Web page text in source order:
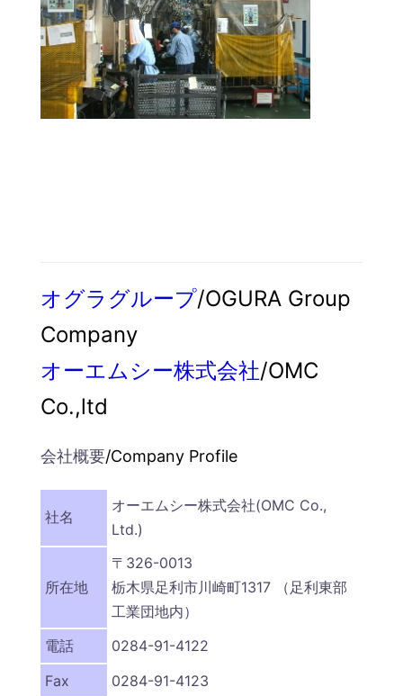
オグラグループ/OGURA Group
Company
オーエムシー株式会社/OMC
Co.,ltd
会社概要/Company Profile
社名
オーエムシー株式会社(OMC Co.,
Ltd.)
所在地
〒326-0013
栃木県足利市川崎町1317 （足利東部
工業団地内）
電話
0284-91-4122
Fax
0284-91-4123